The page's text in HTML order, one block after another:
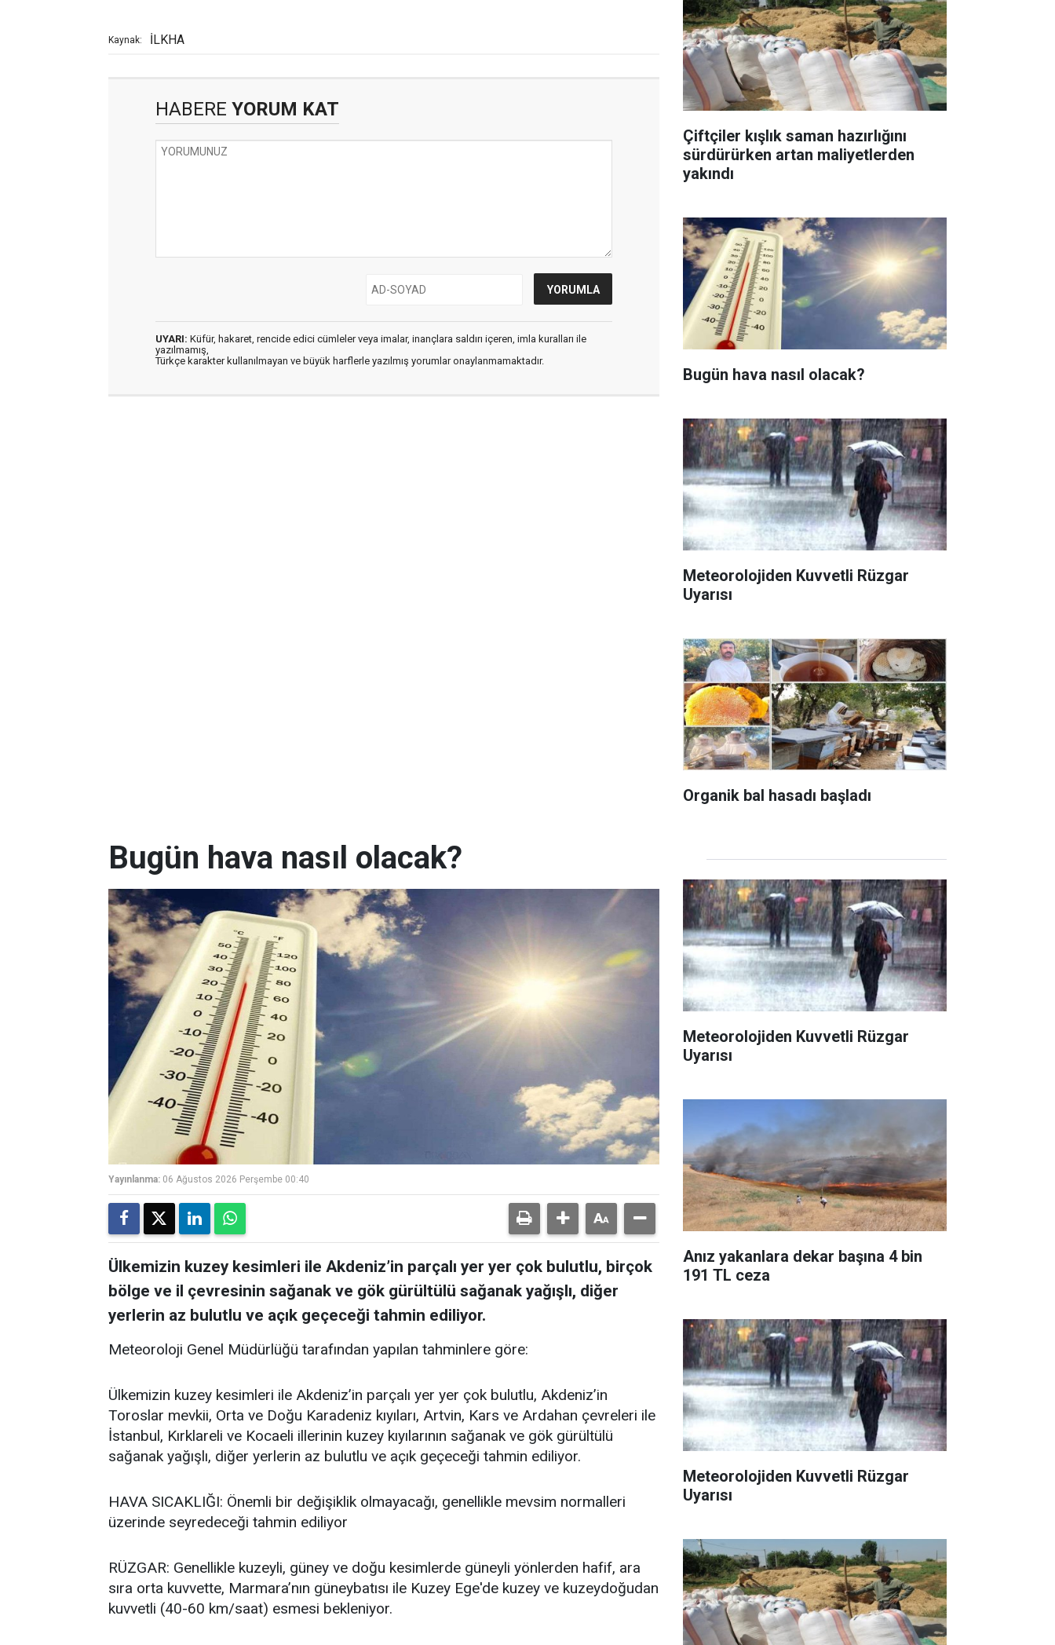
Kaynak: İLKHA
HABERE YORUM KAT
UYARI: Küfür, hakaret, rencide edici cümleler veya imalar, inançlara saldırı içeren, imla kuralları ile
yazılmamış,
Türkçe karakter kullanılmayan ve büyük harflerle yazılmış yorumlar onaylanmamaktadır.
Çiftçiler kışlık saman hazırlığını
sürdürürken artan maliyetlerden
yakındı
Bugün hava nasıl olacak?
Meteorolojiden Kuvvetli Rüzgar
Uyarısı
Organik bal hasadı başladı
Bugün hava nasıl olacak?
Yayınlanma: 06 Ağustos 2026 Perşembe 00:40
Ülkemizin kuzey kesimleri ile Akdeniz’in parçalı yer yer çok bulutlu, birçok
bölge ve il çevresinin sağanak ve gök gürültülü sağanak yağışlı, diğer
yerlerin az bulutlu ve açık geçeceği tahmin ediliyor.
Meteoroloji Genel Müdürlüğü tarafından yapılan tahminlere göre:
Ülkemizin kuzey kesimleri ile Akdeniz’in parçalı yer yer çok bulutlu, Akdeniz’in
Toroslar mevkii, Orta ve Doğu Karadeniz kıyıları, Artvin, Kars ve Ardahan çevreleri ile
İstanbul, Kırklareli ve Kocaeli illerinin kuzey kıyılarının sağanak ve gök gürültülü
sağanak yağışlı, diğer yerlerin az bulutlu ve açık geçeceği tahmin ediliyor.
HAVA SICAKLIĞI: Önemli bir değişiklik olmayacağı, genellikle mevsim normalleri
üzerinde seyredeceği tahmin ediliyor
RÜZGAR: Genellikle kuzeyli, güney ve doğu kesimlerde güneyli yönlerden hafif, ara
sıra orta kuvvette, Marmara’nın güneybatısı ile Kuzey Ege'de kuzey ve kuzeydoğudan
kuvvetli (40-60 km/saat) esmesi bekleniyor.
Meteorolojiden Kuvvetli Rüzgar
Uyarısı
Anız yakanlara dekar başına 4 bin
191 TL ceza
Meteorolojiden Kuvvetli Rüzgar
Uyarısı